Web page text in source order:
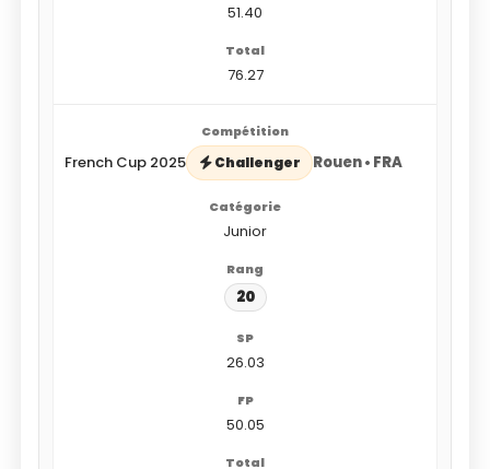
51.40
76.27
French Cup 2025 Challenger Rouen • FRA
Junior
20
26.03
50.05